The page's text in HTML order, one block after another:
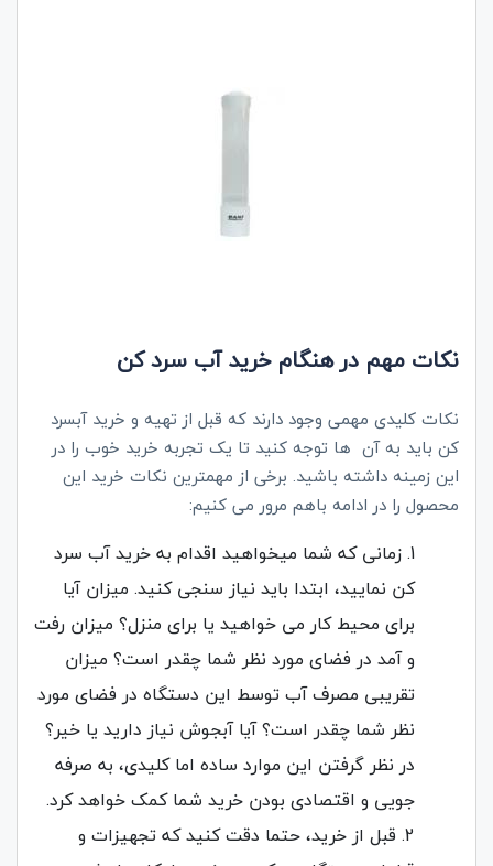
نکات مهم در هنگام خرید آب سرد کن
نکات کلیدی مهمی وجود دارند که قبل از تهیه و خرید آبسرد
کن باید به آن ها توجه کنید تا یک تجربه خرید خوب را در
این زمینه داشته باشید. برخی از مهمترین نکات خرید این
محصول را در ادامه باهم مرور می کنیم:
زمانی که شما میخواهید اقدام به خرید آب سرد
کن نمایید، ابتدا باید نیاز سنجی کنید. میزان آیا
برای محیط کار می خواهید یا برای منزل؟ میزان رفت
و آمد در فضای مورد نظر شما چقدر است؟ میزان
تقریبی مصرف آب توسط این دستگاه در فضای مورد
نظر شما چقدر است؟ آیا آبجوش نیاز دارید یا خیر؟
در نظر گرفتن این موارد ساده اما کلیدی، به صرفه
جویی و اقتصادی بودن خرید شما کمک خواهد کرد.
قبل از خرید، حتما دقت کنید که تجهیزات و